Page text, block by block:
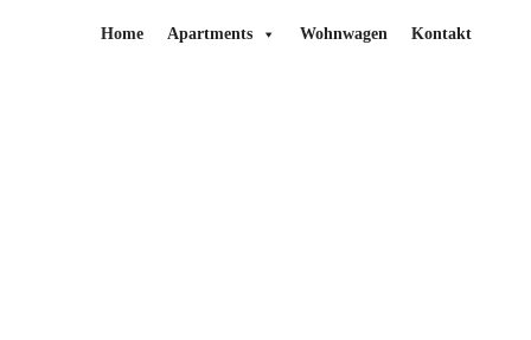
Home Apartments Wohnwagen Kontakt